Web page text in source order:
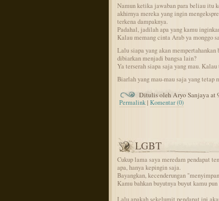
Namun ketika jawaban para beliau itu
akhirnya mereka yang ingin
terkena dampaknya.
Padahal, jadilah apa yang kamu
Kalau memang cinta Arab ya monggo
Lalu siapa yang akan mempertahankan
dibiarkan menjadi bangsa lain?
Ya terserah siapa saja yang mau.
Biarlah yang mau-mau saja yang tetap
Ditulis oleh Aryo Sanjaya at
Permalink |Komentar (0)
LGBT
Cukup lama saya meredam pendapat
apa, hanya kepingin saja.
Bayangkan, kecenderungan
Kamu bahkan buyutnya buyut kamu
Lalu apakah sekelumit pendapat ini